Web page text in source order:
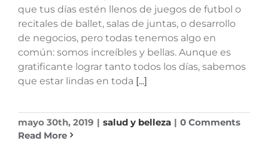
que tus días estén llenos de juegos de futbol o
recitales de ballet, salas de juntas, o desarrollo
de negocios, pero todas tenemos algo en
común: somos increíbles y bellas. Aunque es
gratificante lograr tanto todos los días, sabemos
que estar lindas en toda [...]
mayo 30th, 2019 | salud y belleza | 0 Comments
Read More